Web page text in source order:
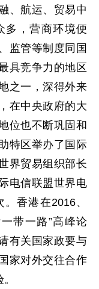
航运、贸易中
多，营商环境便
监管等制度同国
具竞争力的地区
之一，深得外来
在中央政府的大
位也不断巩固和
特区举办了国际
界贸易组织部长
电信联盟世界电
香港在2016、
带一路”高峰论
有关国家政要与
家对外交往合作